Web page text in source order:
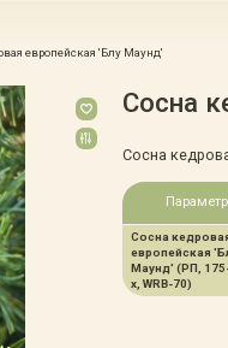
европейская 'Блу Маунд'
Сосна
Сосна
Сосна
европейская
Маунд' (РП,
х, WRB-70)